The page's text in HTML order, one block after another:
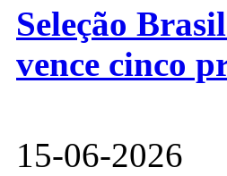
Seleção
vence cinco
15-06-2026